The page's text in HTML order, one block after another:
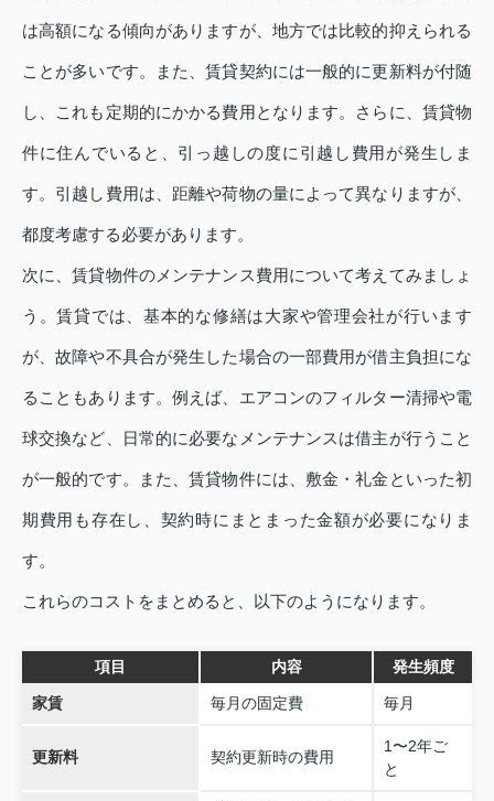
は高額になる傾向がありますが、地方では比較的抑えられる
ことが多いです。また、賃貸契約には一般的に更新料が付随
し、これも定期的にかかる費用となります。さらに、賃貸物
件に住んでいると、引っ越しの度に引越し費用が発生しま
す。引越し費用は、距離や荷物の量によって異なりますが、
都度考慮する必要があります。
次に、賃貸物件のメンテナンス費用について考えてみましょ
う。賃貸では、基本的な修繕は大家や管理会社が行います
が、故障や不具合が発生した場合の一部費用が借主負担にな
ることもあります。例えば、エアコンのフィルター清掃や電
球交換など、日常的に必要なメンテナンスは借主が行うこと
が一般的です。また、賃貸物件には、敷金・礼金といった初
期費用も存在し、契約時にまとまった金額が必要になりま
す。
これらのコストをまとめると、以下のようになります。
項目 内容 発生頻度
家賃 毎月の固定費 毎月
更新料 契約更新時の費用
1〜2年ご
と